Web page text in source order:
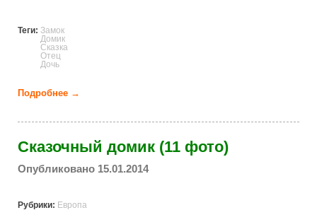
Теги: Замок
Домик
Сказка
Отец
Дочь
Подробнее →
Сказочный домик (11 фото)
Опубликовано 15.01.2014
Рубрики: Европа